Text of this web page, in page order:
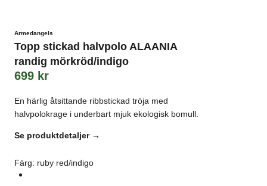
Armedangels
Topp stickad halvpolo ALAANIA
randig mörkröd/indigo
699 kr
En härlig åtsittande ribbstickad tröja med
halvpolokrage i underbart mjuk ekologisk bomull.
Se produktdetaljer →
Färg: ruby red/indigo